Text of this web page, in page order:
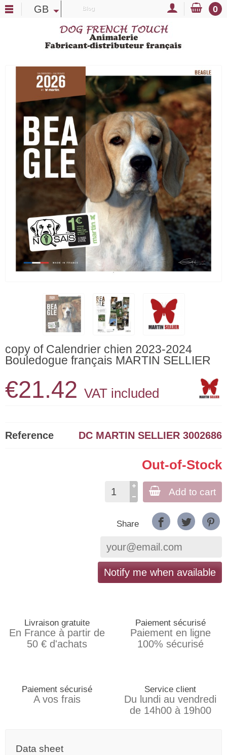
GB Blog 0
copy of Calendrier chien 2023-2024
Bouledogue français MARTIN SELLIER
€21.42 VAT included
Reference DC MARTIN SELLIER 3002686
Out-of-Stock
Add to cart
Share
Notify me when available
Livraison gratuite
En France à partir de
50 € d'achats
Paiement sécurisé
Paiement en ligne
100% sécurisé
Paiement sécurisé
A vos frais
Service client
Du lundi au vendredi
de 14h00 à 19h00
Data sheet